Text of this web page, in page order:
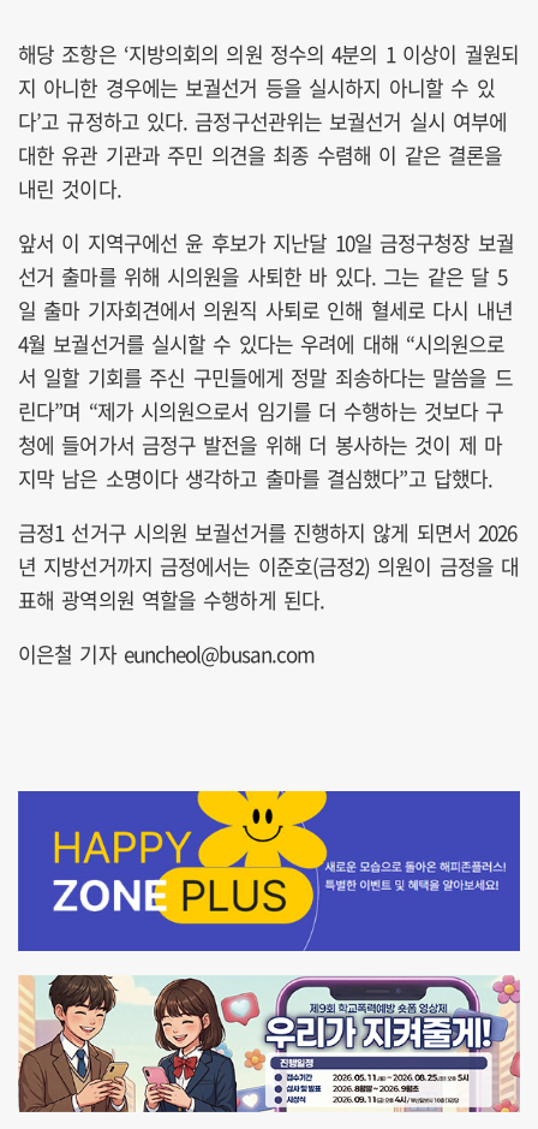
해당 조항은 ‘지방의회의 의원 정수의 4분의 1 이상이 궐원되
지 아니한 경우에는 보궐선거 등을 실시하지 아니할 수 있
다’고 규정하고 있다. 금정구선관위는 보궐선거 실시 여부에
대한 유관 기관과 주민 의견을 최종 수렴해 이 같은 결론을
내린 것이다.
앞서 이 지역구에선 윤 후보가 지난달 10일 금정구청장 보궐
선거 출마를 위해 시의원을 사퇴한 바 있다. 그는 같은 달 5
일 출마 기자회견에서 의원직 사퇴로 인해 혈세로 다시 내년
4월 보궐선거를 실시할 수 있다는 우려에 대해 “시의원으로
서 일할 기회를 주신 구민들에게 정말 죄송하다는 말씀을 드
린다”며 “제가 시의원으로서 임기를 더 수행하는 것보다 구
청에 들어가서 금정구 발전을 위해 더 봉사하는 것이 제 마
지막 남은 소명이다 생각하고 출마를 결심했다”고 답했다.
금정1 선거구 시의원 보궐선거를 진행하지 않게 되면서 2026
년 지방선거까지 금정에서는 이준호(금정2) 의원이 금정을 대
표해 광역의원 역할을 수행하게 된다.
이은철 기자 euncheol@busan.com